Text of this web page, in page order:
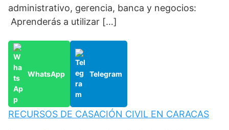
administrativo, gerencia, banca y negocios:
Aprenderás a utilizar […]
WhatsApp Telegram
RECURSOS DE CASACIÓN CIVIL EN CARACAS